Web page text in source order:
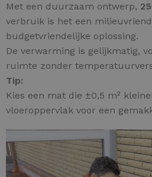
Met een duurzaam ontwerp,
verbruik is het een
budgetvriendelijke oplossing.
De verwarming is gelijkmatig,
ruimte zonder
Tip:
Kies een mat die ±0,5 m²
vloeroppervlak voor een